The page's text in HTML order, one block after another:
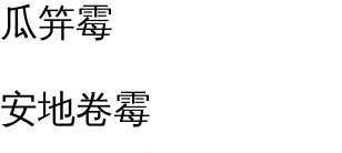
瓜笄霉
安地卷霉